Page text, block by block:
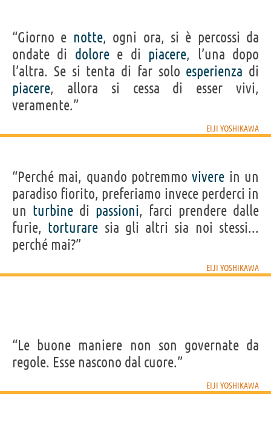
“Giorno e notte, ogni ora, si è percossi da
ondate di doloree di piacere, l’una dopo
l’altra. Se si tenta di far solo esperienza di
piacere, allora si cessa di esser vivi,
veramente.”
EIJI YOSHIKAWA
“Perché mai, quando potremmovivere in un
paradiso fiorito, preferiamo invece perderci in
un turbine di passioni, farci prendere dalle
furie, torturare sia gli altri sia noi stessi...
perché mai?”
EIJI YOSHIKAWA
“Le buone maniere non son governate da
regole. Esse nascono dal cuore.”
EIJI YOSHIKAWA